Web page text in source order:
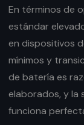
En términos de
estándar
en dispositivos
mínimos y
de batería es
elaborados, y la
funciona